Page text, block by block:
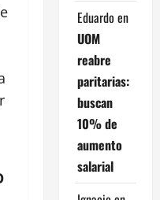
Eduardo en
UOM
reabre
paritarias:
buscan
10% de
aumento
salarial